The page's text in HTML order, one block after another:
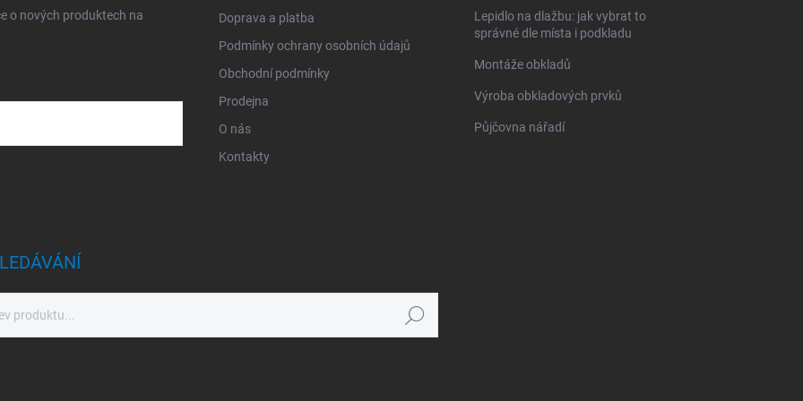
o nových produktech na
Doprava a platba
Podmínky ochrany osobních údajů
Obchodní podmínky
Prodejna
O nás
Kontakty
Lepidlo na dlažbu: jak vybrat to
správné dle místa i podkladu
Montáže obkladů
Výroba obkladových prvků
Půjčovna nářadí
Hledat